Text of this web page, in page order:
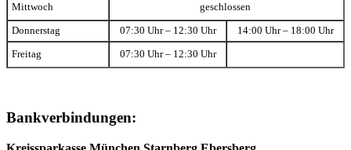
Mittwoch geschlossen
Donnerstag 07:30 Uhr – 12:30 Uhr 14:00 Uhr – 18:00 Uhr
Freitag 07:30 Uhr – 12:30 Uhr
Bankverbindungen: